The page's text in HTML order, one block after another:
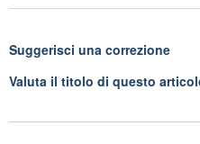
Suggerisci una correzione
Valuta il titolo di questo